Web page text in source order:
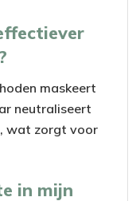
maskeert
neutraliseert
wat zorgt voor
in mijn